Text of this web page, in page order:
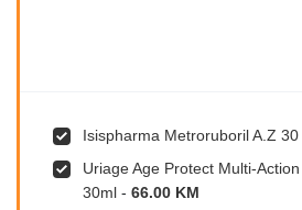
Isispharma Metroruboril A.Z 30
Uriage Age Protect Multi-
30ml - 66.00 KM